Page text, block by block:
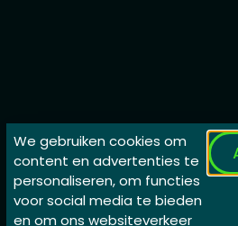
We gebruiken cookies om
content en advertenties te
personaliseren, om functies
voor social media te bieden
en om ons websiteverkeer